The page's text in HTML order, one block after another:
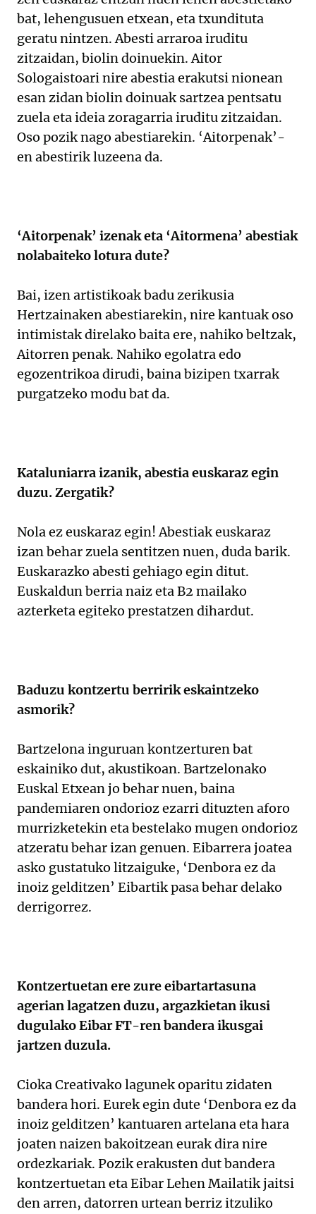
bat, lehengusuen etxean, eta txundituta
geratu nintzen. Abesti arraroa iruditu
zitzaidan, biolin doinuekin. Aitor
Sologaistoari nire abestia erakutsi nionean
esan zidan biolin doinuak sartzea pentsatu
zuela eta ideia zoragarria iruditu zitzaidan.
Oso pozik nago abestiarekin. ‘Aitorpenak’-
en abestirik luzeena da.
‘Aitorpenak’ izenak eta ‘Aitormena’ abestiak
nolabaiteko lotura dute?
Bai, izen artistikoak badu zerikusia
Hertzainaken abestiarekin, nire kantuak oso
intimistak direlako baita ere, nahiko beltzak,
Aitorren penak. Nahiko egolatra edo
egozentrikoa dirudi, baina bizipen txarrak
purgatzeko modu bat da.
Kataluniarra izanik, abestia euskaraz egin
duzu. Zergatik?
Nola ez euskaraz egin! Abestiak euskaraz
izan behar zuela sentitzen nuen, duda barik.
Euskarazko abesti gehiago egin ditut.
Euskaldun berria naiz eta B2 mailako
azterketa egiteko prestatzen dihardut.
Baduzu kontzertu berririk eskaintzeko
asmorik?
Bartzelona inguruan kontzerturen bat
eskainiko dut, akustikoan. Bartzelonako
Euskal Etxean jo behar nuen, baina
pandemiaren ondorioz ezarri dituzten aforo
murrizketekin eta bestelako mugen ondorioz
atzeratu behar izan genuen. Eibarrera joatea
asko gustatuko litzaiguke, ‘Denbora ez da
inoiz gelditzen’ Eibartik pasa behar delako
derrigorrez.
Kontzertuetan ere zure eibartartasuna
agerian lagatzen duzu, argazkietan ikusi
dugulako Eibar FT-ren bandera ikusgai
jartzen duzula.
Cioka Creativako lagunek oparitu zidaten
bandera hori. Eurek egin dute ‘Denbora ez da
inoiz gelditzen’ kantuaren artelana eta hara
joaten naizen bakoitzean eurak dira nire
ordezkariak. Pozik erakusten dut bandera
kontzertuetan eta Eibar Lehen Mailatik jaitsi
den arren, datorren urtean berriz itzuliko